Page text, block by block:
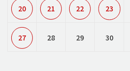
20 21 22 23
27 28 29 30